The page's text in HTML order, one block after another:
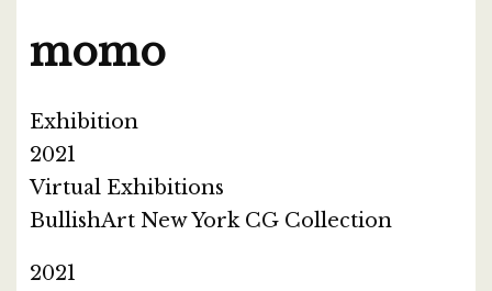
momo
Exhibition
2021
Virtual Exhibitions
BullishArt New York CG Collection
2021